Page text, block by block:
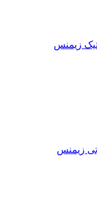
زیمنس
زیمنس